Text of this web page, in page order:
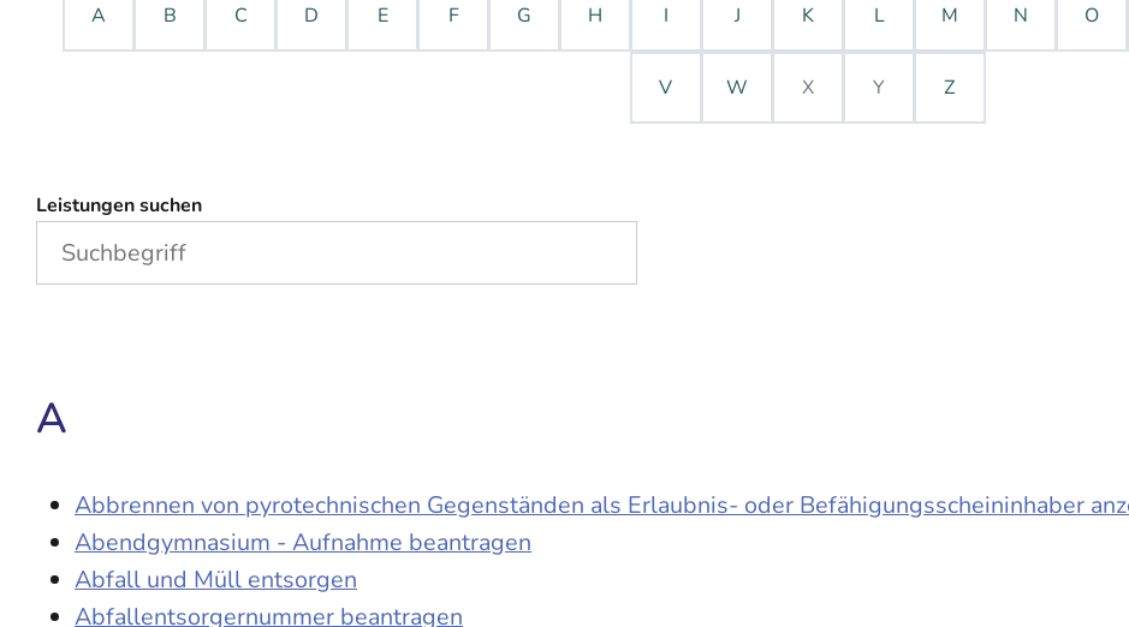
A B C D E F G H I J K L M N O
V W X Y Z
Leistungen suchen
A
Abbrennen von pyrotechnischen Gegenständen als Erlaubnis- oder Befähigungsscheininhaber
Abendgymnasium - Aufnahme beantragen
Abfall und Müll entsorgen
Abfallentsorgernummer beantragen